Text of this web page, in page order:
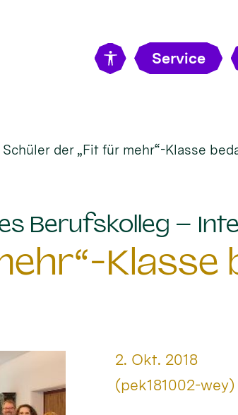
Service
Schüler der „Fit für mehr“-Klasse
Berufskolleg –
Klasse
Datum:
2. Okt. 2018
Von:
(pek181002-wey)